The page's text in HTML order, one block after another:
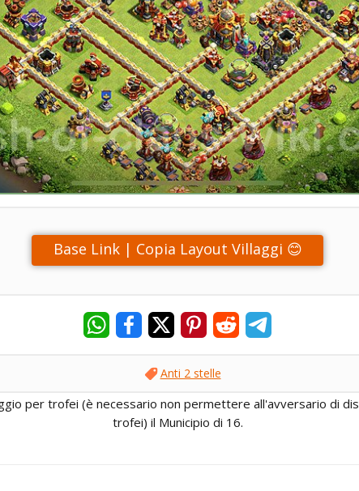
Base Link | Copia Layout Villaggi 😊
Anti 2 stelle
per trofei (è necessario non permettere all'avversario di
trofei) il Municipio di 16.